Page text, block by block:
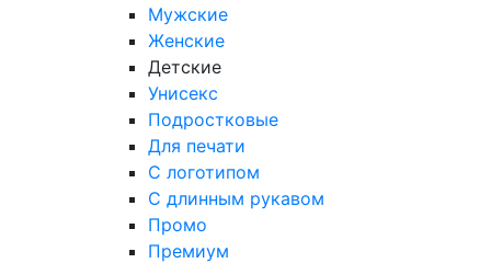
Мужские
Женские
Детские
Унисекс
Подростковые
Для печати
С логотипом
С длинным рукавом
Промо
Премиум